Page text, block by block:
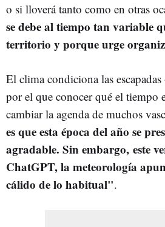
o si lloverá tanto como en otras
se debe al tiempo tan variable
territorio y porque urge
El clima condiciona las
por el que conocer qué el tiempo
cambiar la agenda de muchos
es que esta época del año se
agradable. Sin embargo, este
ChatGPT, la meteorología
cálido de lo habitual".